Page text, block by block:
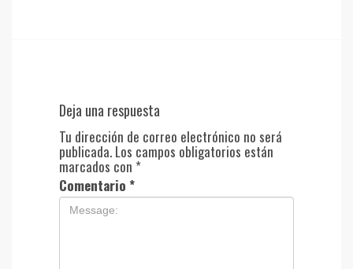
Deja una respuesta
Tu dirección de correo electrónico no será
publicada. Los campos obligatorios están
marcados con *
Comentario *